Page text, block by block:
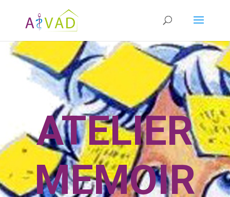
ATELIER
MEMOIR